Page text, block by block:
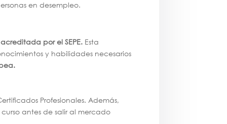
en desempleo.
por el SEPE. Esta
y habilidades necesarios
Profesionales. Además,
antes de salir al mercado